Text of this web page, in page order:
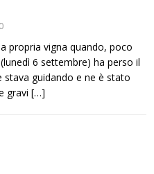
0
propria vigna quando, poco
6 settembre) ha perso il
guidando e ne è stato
gravi […]